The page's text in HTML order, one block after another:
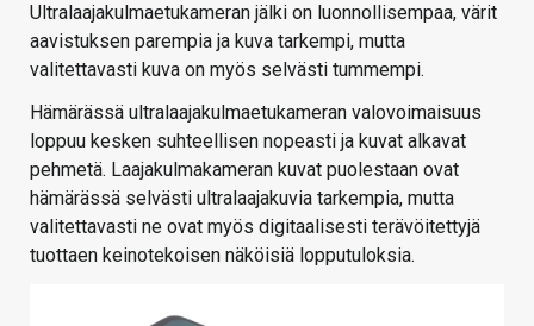
Ultralaajakulmaetukameran jälki on luonnollisempaa, värit
aavistuksen parempia ja kuva tarkempi, mutta
valitettavasti kuva on myös selvästi tummempi.
Hämärässä ultralaajakulmaetukameran valovoimaisuus
loppuu kesken suhteellisen nopeasti ja kuvat alkavat
pehmetä. Laajakulmakameran kuvat puolestaan ovat
hämärässä selvästi ultralaajakuvia tarkempia, mutta
valitettavasti ne ovat myös digitaalisesti terävöitettyjä
tuottaen keinotekoisen näköisiä lopputuloksia.